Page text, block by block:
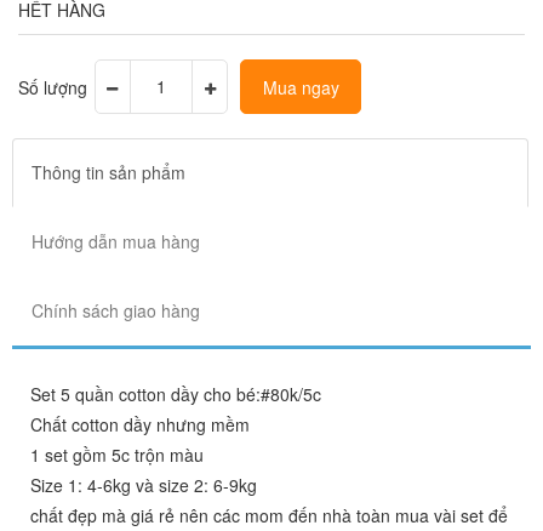
HẾT HÀNG
Số lượng Mua ngay
Thông tin sản phẩm
Hướng dẫn mua hàng
Chính sách giao hàng
Set 5 quần cotton dầy cho bé:#80k/5c
Chất cotton dầy nhưng mềm
1 set gồm 5c trộn màu
Size 1: 4-6kg và size 2: 6-9kg
chất đẹp mà giá rẻ nên các mom đến nhà toàn mua vài set để